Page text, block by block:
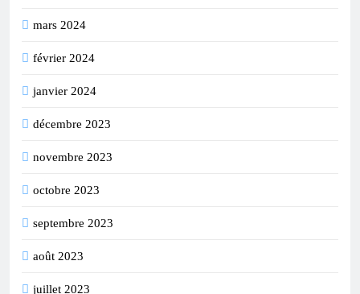
mars 2024
février 2024
janvier 2024
décembre 2023
novembre 2023
octobre 2023
septembre 2023
août 2023
juillet 2023